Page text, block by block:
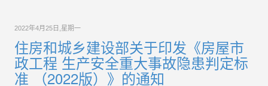
2022年4月25日,星期一
住房和城乡建设部关于印发《房屋市
政工程 生产安全重大事故隐患判定标
准 （2022版）》的通知